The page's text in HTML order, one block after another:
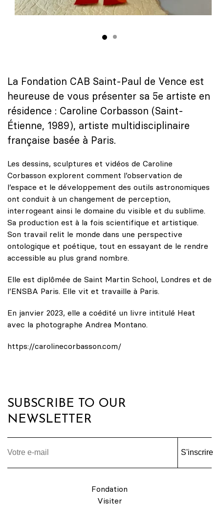
La Fondation CAB Saint-Paul de Vence est
heureuse de vous présenter sa 5e artiste en
résidence : Caroline Corbasson (Saint-
Étienne, 1989), artiste multidisciplinaire
française basée à Paris.
Les dessins, sculptures et vidéos de Caroline
Corbasson explorent comment l’observation de
l’espace et le développement des outils astronomiques
ont conduit à un changement de perception,
interrogeant ainsi le domaine du visible et du sublime.
Sa production est à la fois scientifique et artistique.
Son travail relit le monde dans une perspective
ontologique et poétique, tout en essayant de le rendre
accessible au plus grand nombre.
Elle est diplômée de Saint Martin School, Londres et de
l’ENSBA Paris. Elle vit et travaille à Paris.
En janvier 2023, elle a coédité un livre intitulé Heat
avec la photographe Andrea Montano.
https://carolinecorbasson.com/
SUBSCRIBE TO OUR
NEWSLETTER
S'inscrire
Fondation
Visiter